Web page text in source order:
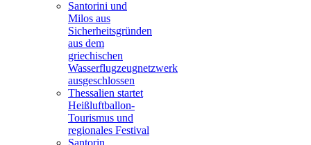
Santorini und
Milos aus
Sicherheitsgründen
aus dem
griechischen
Wasserflugzeugnetzwerk
ausgeschlossen
Thessalien startet
Heißluftballon-
Tourismus und
regionales Festival
Santorin